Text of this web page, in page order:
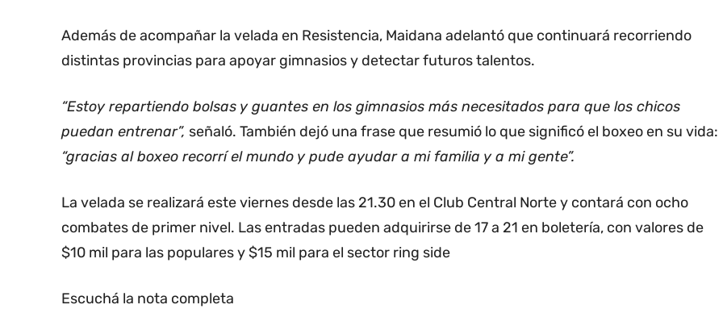
Además de acompañar la velada en Resistencia, Maidana adelantó que continuará recorriendo
distintas provincias para apoyar gimnasios y detectar futuros talentos.
“Estoy repartiendo bolsas y guantes en los gimnasios más necesitados para que los chicos
puedan entrenar”, señaló. También dejó una frase que resumió lo que significó el boxeo en su vida:
“gracias al boxeo recorrí el mundo y pude ayudar a mi familia y a mi gente”.
La velada se realizará este viernes desde las 21.30 en el Club Central Norte y contará con ocho
combates de primer nivel. Las entradas pueden adquirirse de 17 a 21 en boletería, con valores de
$10 mil para las populares y $15 mil para el sector ring side
Escuchá la nota completa